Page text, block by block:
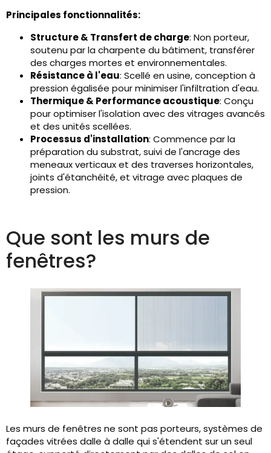
Principales fonctionnalités:
Structure & Transfert de charge: Non porteur,
soutenu par la charpente du bâtiment, transférer
des charges mortes et environnementales.
Résistance à l'eau: Scellé en usine, conception à
pression égalisée pour minimiser l'infiltration d'eau.
Thermique & Performance acoustique: Conçu
pour optimiser l'isolation avec des vitrages avancés
et des unités scellées.
Processus d'installation: Commence par la
préparation du substrat, suivi de l'ancrage des
meneaux verticaux et des traverses horizontales,
joints d'étanchéité, et vitrage avec plaques de
pression.
Que sont les murs de
fenêtres?
Les murs de fenêtres ne sont pas porteurs, systèmes de
façades vitrées dalle à dalle qui s'étendent sur un seul